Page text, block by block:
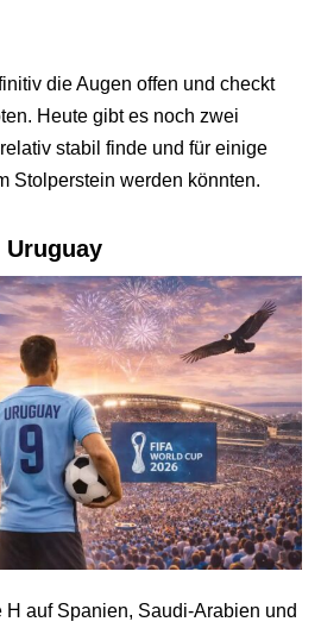
die Augen offen und checkt
Heute gibt es noch zwei
stabil finde und für einige
Stolperstein werden könnten.
Uruguay
H auf Spanien, Saudi-Arabien und